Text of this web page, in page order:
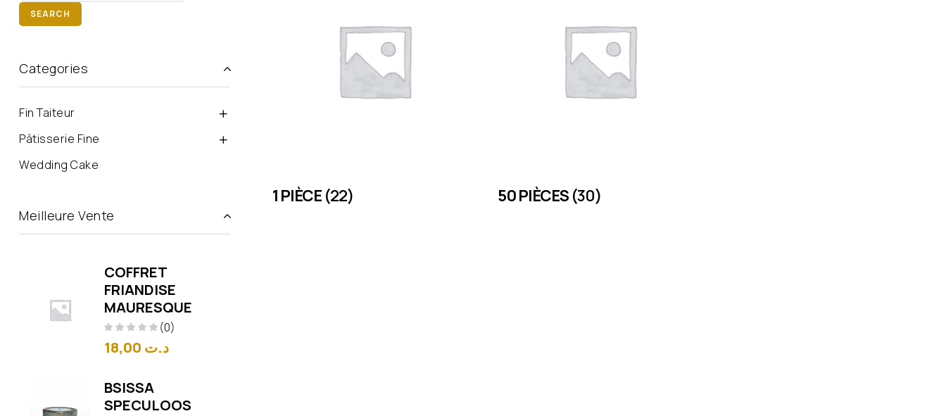
1 PIÈCE (22) 50 PIÈCES (30)
SEARCH
Categories
Fin Taiteur
Pâtisserie Fine
Wedding Cake
Meilleure Vente
(0)
COFFRET
FRIANDISE
MAURESQUE
د.ت
BSISSA
SPECULOOS